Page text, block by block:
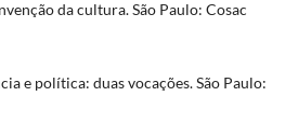
da cultura. São Paulo: Cosac
e política: duas vocações. São Paulo: